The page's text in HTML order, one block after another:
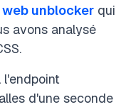
web unblocker qui
avons analysé
l'endpoint
d'une seconde